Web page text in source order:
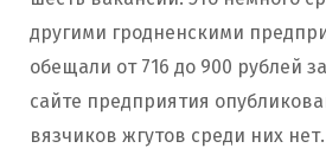
другими гродненскими
обещали от 716 до 900 рублей
сайте предприятия
вязчиков жгутов среди них нет.